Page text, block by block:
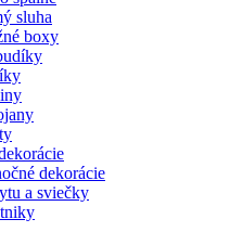
sluha
boxy
dekorácie
a sviečky